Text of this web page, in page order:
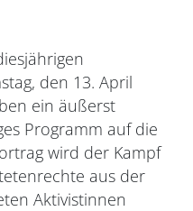
den 13. April
ein äußerst
Programm auf die
wird der Kampf
aus der
Aktivistinnen